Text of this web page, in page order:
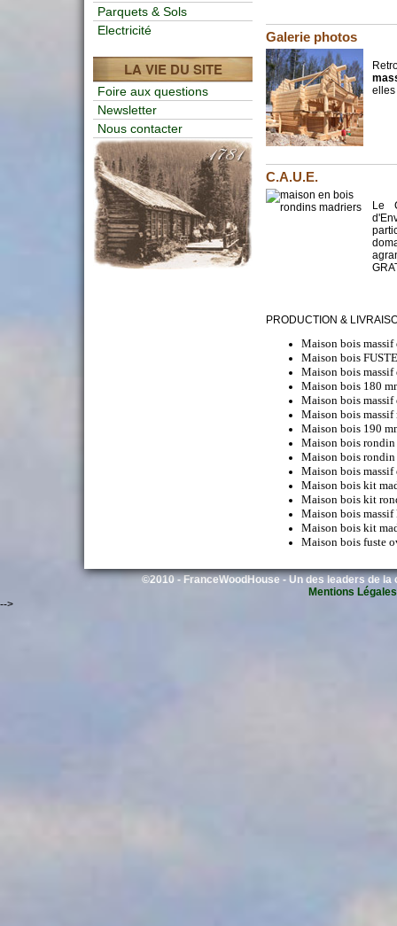
Parquets & Sols
Electricité
LA VIE DU SITE
Foire aux questions
Newsletter
Nous contacter
Galerie photos
elles
C.A.U.E.
Le
PRODUCTION &
Maison bois massif
Maison bois
Maison bois massif
Maison bois 180
Maison bois massif
Maison bois
Maison bois 190
Maison bois rondin
Maison bois rondin
Maison bois massif
Maison bois kit
Maison bois kit
Maison bois
Maison bois kit
Maison bois fuste
©2010 - FranceWoodHouse - Un des leaders de
Mentions Légales
-->